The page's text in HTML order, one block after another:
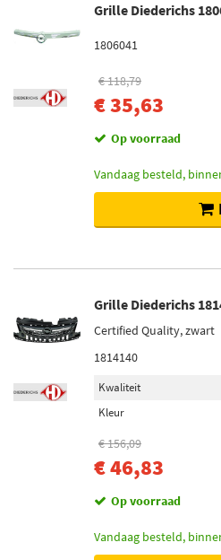
Voor (316)
Rechts voor (204)
Op voorraad (3017)
Niet op voorraad (606)
Grille Diederichs
1806041
€ 118,79
€ 35,63
Op voorraad
Vandaag besteld,
Grille Diederichs
Certified Quality, zwart
1814140
Kwaliteit
Kleur
€ 156,09
€ 46,83
Op voorraad
Vandaag besteld,